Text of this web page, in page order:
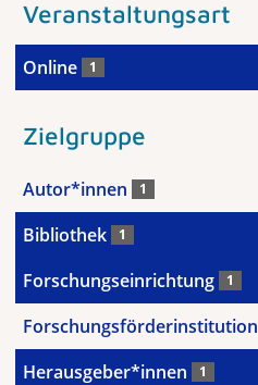
Veranstaltungsart
Online 1
Zielgruppe
Autor*innen 1
Bibliothek 1
Forschungseinrichtung 1
Forschungsförderinstitution
Herausgeber*innen 1